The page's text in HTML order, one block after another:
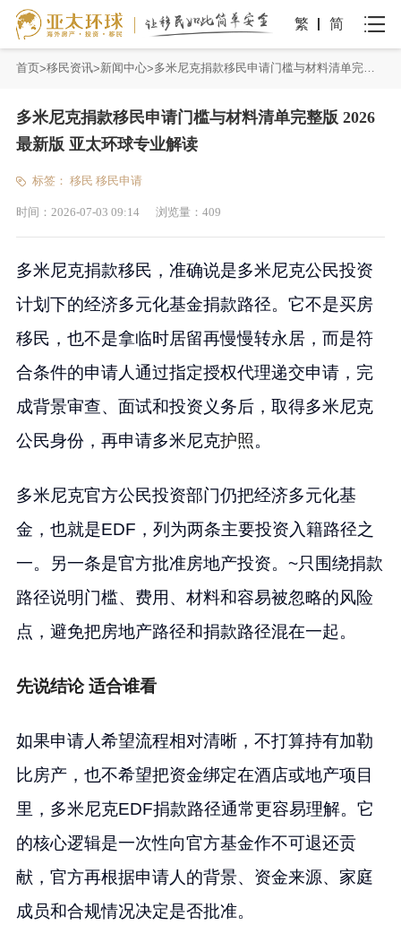
繁 简
首页 移民资讯 新闻中心 多米尼克捐款移民申请门槛与材料清单完整版 2026最新版 亚太环球专业解读
多米尼克捐款移民申请门槛与材料清单完整版 2026
最新版 亚太环球专业解读
标签： 移民 移民申请
时间： 2026-07-03 09:14 浏览量： 409
多米尼克捐款移民，准确说是多米尼克公民投资
计划下的经济多元化基金捐款路径。它不是买房
移民，也不是拿临时居留再慢慢转永居，而是符
合条件的申请人通过指定授权代理递交申请，完
成背景审查、面试和投资义务后，取得多米尼克
公民身份，再申请多米尼克护照。
多米尼克官方公民投资部门仍把经济多元化基
金，也就是EDF，列为两条主要投资入籍路径之
一。另一条是官方批准房地产投资。~只围绕捐款
路径说明门槛、费用、材料和容易被忽略的风险
点，避免把房地产路径和捐款路径混在一起。
先说结论 适合谁看
如果申请人希望流程相对清晰，不打算持有加勒
比房产，也不希望把资金绑定在酒店或地产项目
里，多米尼克EDF捐款路径通常更容易理解。它
的核心逻辑是一次性向官方基金作不可退还贡
献，官方再根据申请人的背景、资金来源、家庭
成员和合规情况决定是否批准。